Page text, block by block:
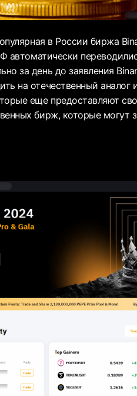
в России биржа
автоматически
за день до заявления
на отечественный аналог
еще предоставляют
бирж, которые могут